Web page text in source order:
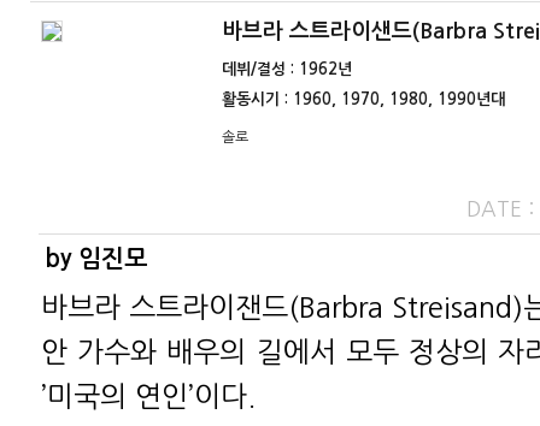
바브라 스트라이샌드(Barbra
데뷔/결성 : 1962년
활동시기 : 1960, 1970, 1980, 1990년대
솔로
DATE
by 임진모
바브라 스트라이잰드(Barbra Streisand)
안 가수와 배우의 길에서 모두 정상의 자
’미국의 연인’이다.